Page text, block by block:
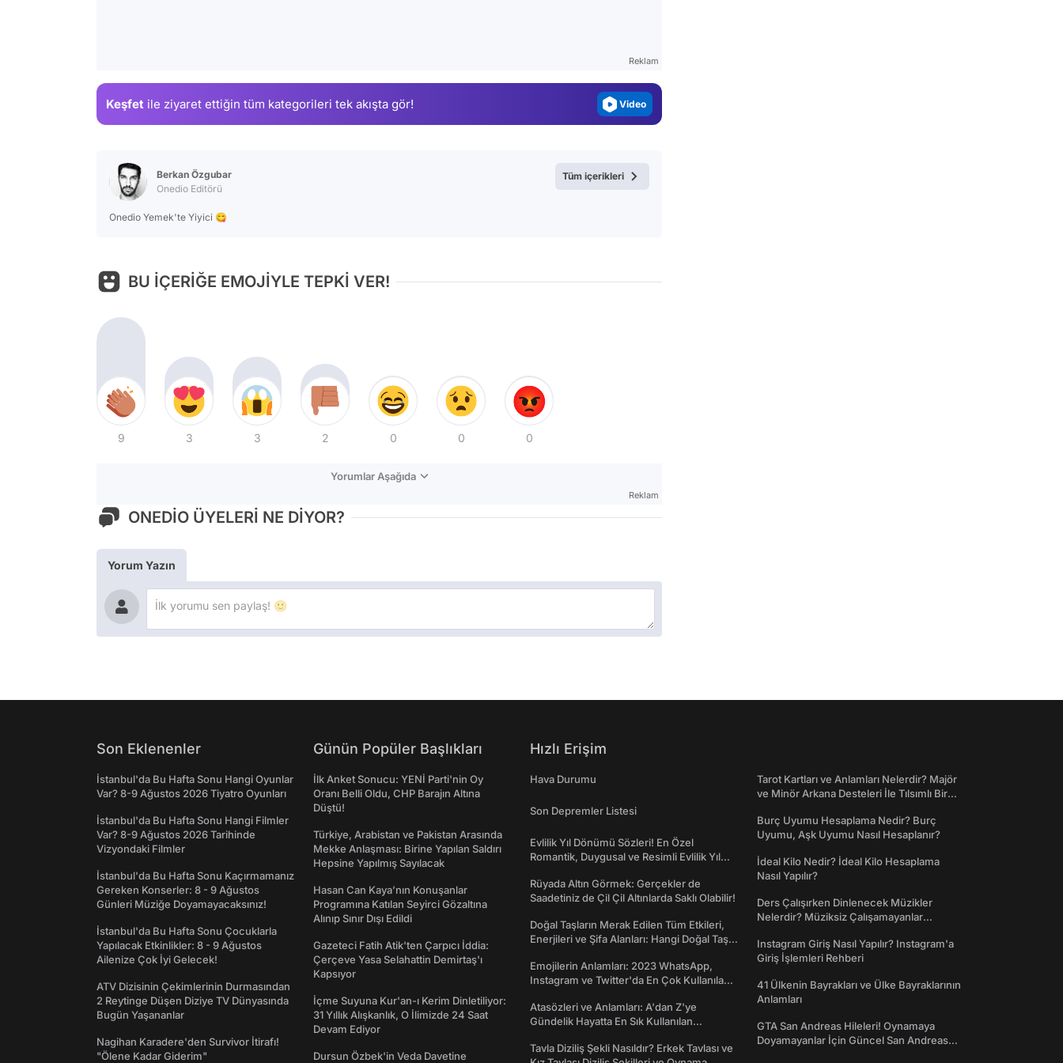
Reklam
Keşfet ile ziyaret ettiğin tüm kategorileri tek akışta gör! Video
Berkan Özgubar
Onedio Editörü
Onedio Yemek'te Yiyici 😋
Tüm içerikleri
BU İÇERİĞE EMOJİYLE TEPKİ VER!
9 3 3 2 0 0 0
Yorumlar Aşağıda
Reklam
ONEDİO ÜYELERİ NE DİYOR?
Yorum Yazın
Son Eklenenler
İstanbul'da Bu Hafta Sonu Hangi Oyunlar
Var? 8-9 Ağustos 2026 Tiyatro Oyunları
İstanbul'da Bu Hafta Sonu Hangi Filmler
Var? 8-9 Ağustos 2026 Tarihinde
Vizyondaki Filmler
İstanbul'da Bu Hafta Sonu Kaçırmamanız
Gereken Konserler: 8 - 9 Ağustos
Günleri Müziğe Doyamayacaksınız!
İstanbul'da Bu Hafta Sonu Çocuklarla
Yapılacak Etkinlikler: 8 - 9 Ağustos
Ailenize Çok İyi Gelecek!
ATV Dizisinin Çekimlerinin Durmasından
2 Reytinge Düşen Diziye TV Dünyasında
Bugün Yaşananlar
Nagihan Karadere'den Survivor İtirafı!
"Ölene Kadar Giderim"
Günün Popüler Başlıkları
İlk Anket Sonucu: YENİ Parti'nin Oy
Oranı Belli Oldu, CHP Barajın Altına
Düştü!
Türkiye, Arabistan ve Pakistan Arasında
Mekke Anlaşması: Birine Yapılan Saldırı
Hepsine Yapılmış Sayılacak
Hasan Can Kaya’nın Konuşanlar
Programına Katılan Seyirci Gözaltına
Alınıp Sınır Dışı Edildi
Gazeteci Fatih Atik'ten Çarpıcı İddia:
Çerçeve Yasa Selahattin Demirtaş'ı
Kapsıyor
İçme Suyuna Kur'an-ı Kerim Dinletiliyor:
31 Yıllık Alışkanlık, O İlimizde 24 Saat
Devam Ediyor
Dursun Özbek'in Veda Davetine
Hızlı Erişim
Hava Durumu
Son Depremler Listesi
Evlilik Yıl Dönümü Sözleri! En Özel
Romantik, Duygusal ve Resimli Evlilik Yıl
Rüyada Altın Görmek: Gerçekler de
Saadetiniz de Çil Çil Altınlarda Saklı Olabilir!
Doğal Taşların Merak Edilen Tüm Etkileri,
Enerjileri ve Şifa Alanları: Hangi Doğal Taş
Emojilerin Anlamları: 2023 WhatsApp,
Instagram ve Twitter'da En Çok Kullanılan
Atasözleri ve Anlamları: A'dan Z'ye
Gündelik Hayatta En Sık Kullanılan
Tavla Diziliş Şekli Nasıldır? Erkek Tavlası ve
Tarot Kartları ve Anlamları Nelerdir? Majör
ve Minör Arkana Desteleri İle Tılsımlı Bir
Burç Uyumu Hesaplama Nedir? Burç
Uyumu, Aşk Uyumu Nasıl Hesaplanır?
İdeal Kilo Nedir? İdeal Kilo Hesaplama
Nasıl Yapılır?
Ders Çalışırken Dinlenecek Müzikler
Nelerdir? Müziksiz Çalışamayanlar
Instagram Giriş Nasıl Yapılır? Instagram'a
Giriş İşlemleri Rehberi
41 Ülkenin Bayrakları ve Ülke Bayraklarının
Anlamları
GTA San Andreas Hileleri! Oynamaya
Doyamayanlar İçin Güncel San Andreas